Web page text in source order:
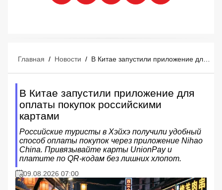
Главная / Новости /
В Китае запустили приложение для
оплаты покупок российскими
картами
Российские туристы в Хэйхэ получили удобный
способ оплаты покупок через приложение Nihao
China. Привязывайте карты UnionPay и
платите по QR-кодам без лишних хлопот.
09.08.2026 07:00